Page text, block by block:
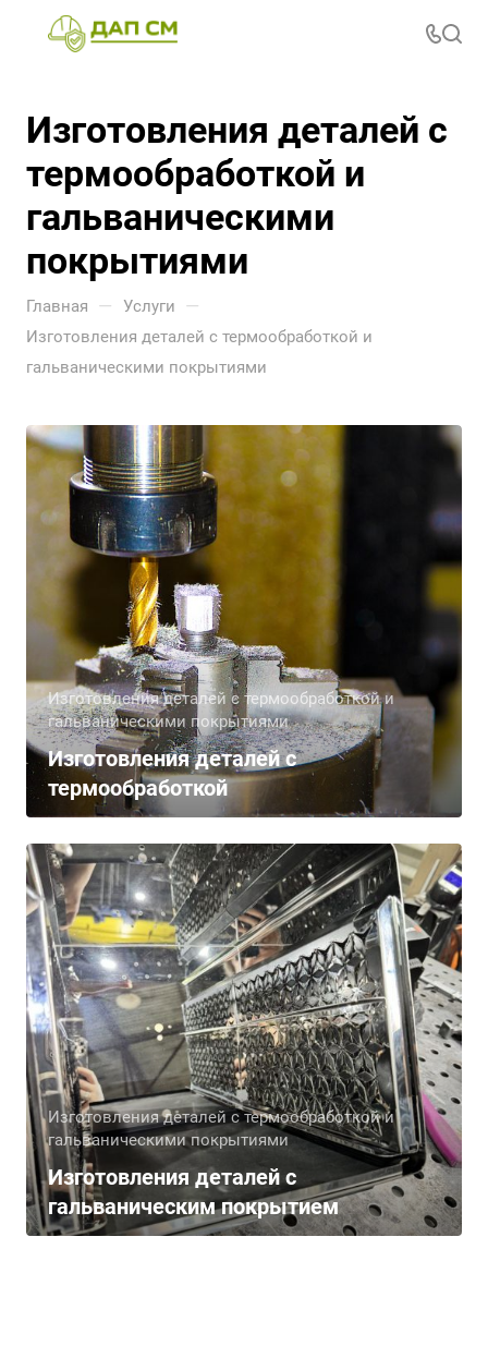
Изготовления деталей с
термообработкой и
гальваническими
покрытиями
Главная — Услуги —
Изготовления деталей с термообработкой и
гальваническими покрытиями
Изготовления деталей с термообработкой и
гальваническими покрытиями
Изготовления деталей с
термообработкой
Изготовления деталей с термообработкой и
гальваническими покрытиями
Изготовления деталей с
гальваническим покрытием